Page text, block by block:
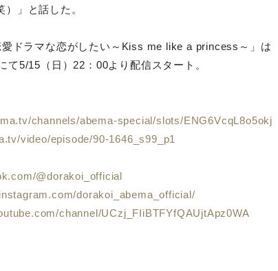
」と話した。
ドラマな恋がしたい～Kiss me like a princess～」は
て5/15（日）22：00より配信スタート。
channels/abema-special/slots/ENG6VcqL8o5okj
video/episode/90-1646_s99_p1
@dorakoi_official
dorakoi_abema_official/
channel/UCzj_FIiBTFYfQAUjtApz0WA